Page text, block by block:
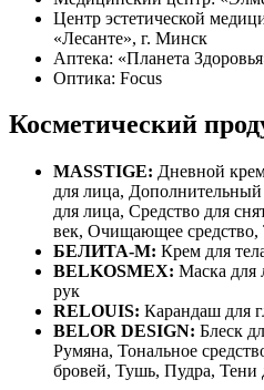
Центр эстетической
«Лесанте», г. Минск
Аптека: «Планета
Оптика: Focus
Косметический
MASSTIGE: Дневной
для лица,
для лица, Средство для
век, Очищающее средство,
БЕЛИТА-М: Крем для
BELKOSMEX: Маска для
рук
RELOUIS: Карандаш для
BELOR DESIGN: Блеск
Румяна, Тональное
бровей, Тушь, Пудра, Тени